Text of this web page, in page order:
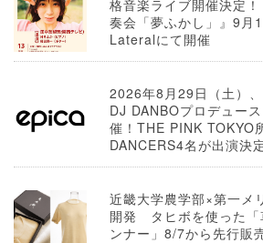
格音楽ライブ開催決定
奏会「夢ふかし」』9月
Lateralにて開催
2026年8月29日（土）
DJ DANBOプロデュー
催！THE PINK TOKYO
DANCERS4名が出演決
近畿大学農学部×第一
開発 タヒボを使った「
ンナー」8/7から先行販